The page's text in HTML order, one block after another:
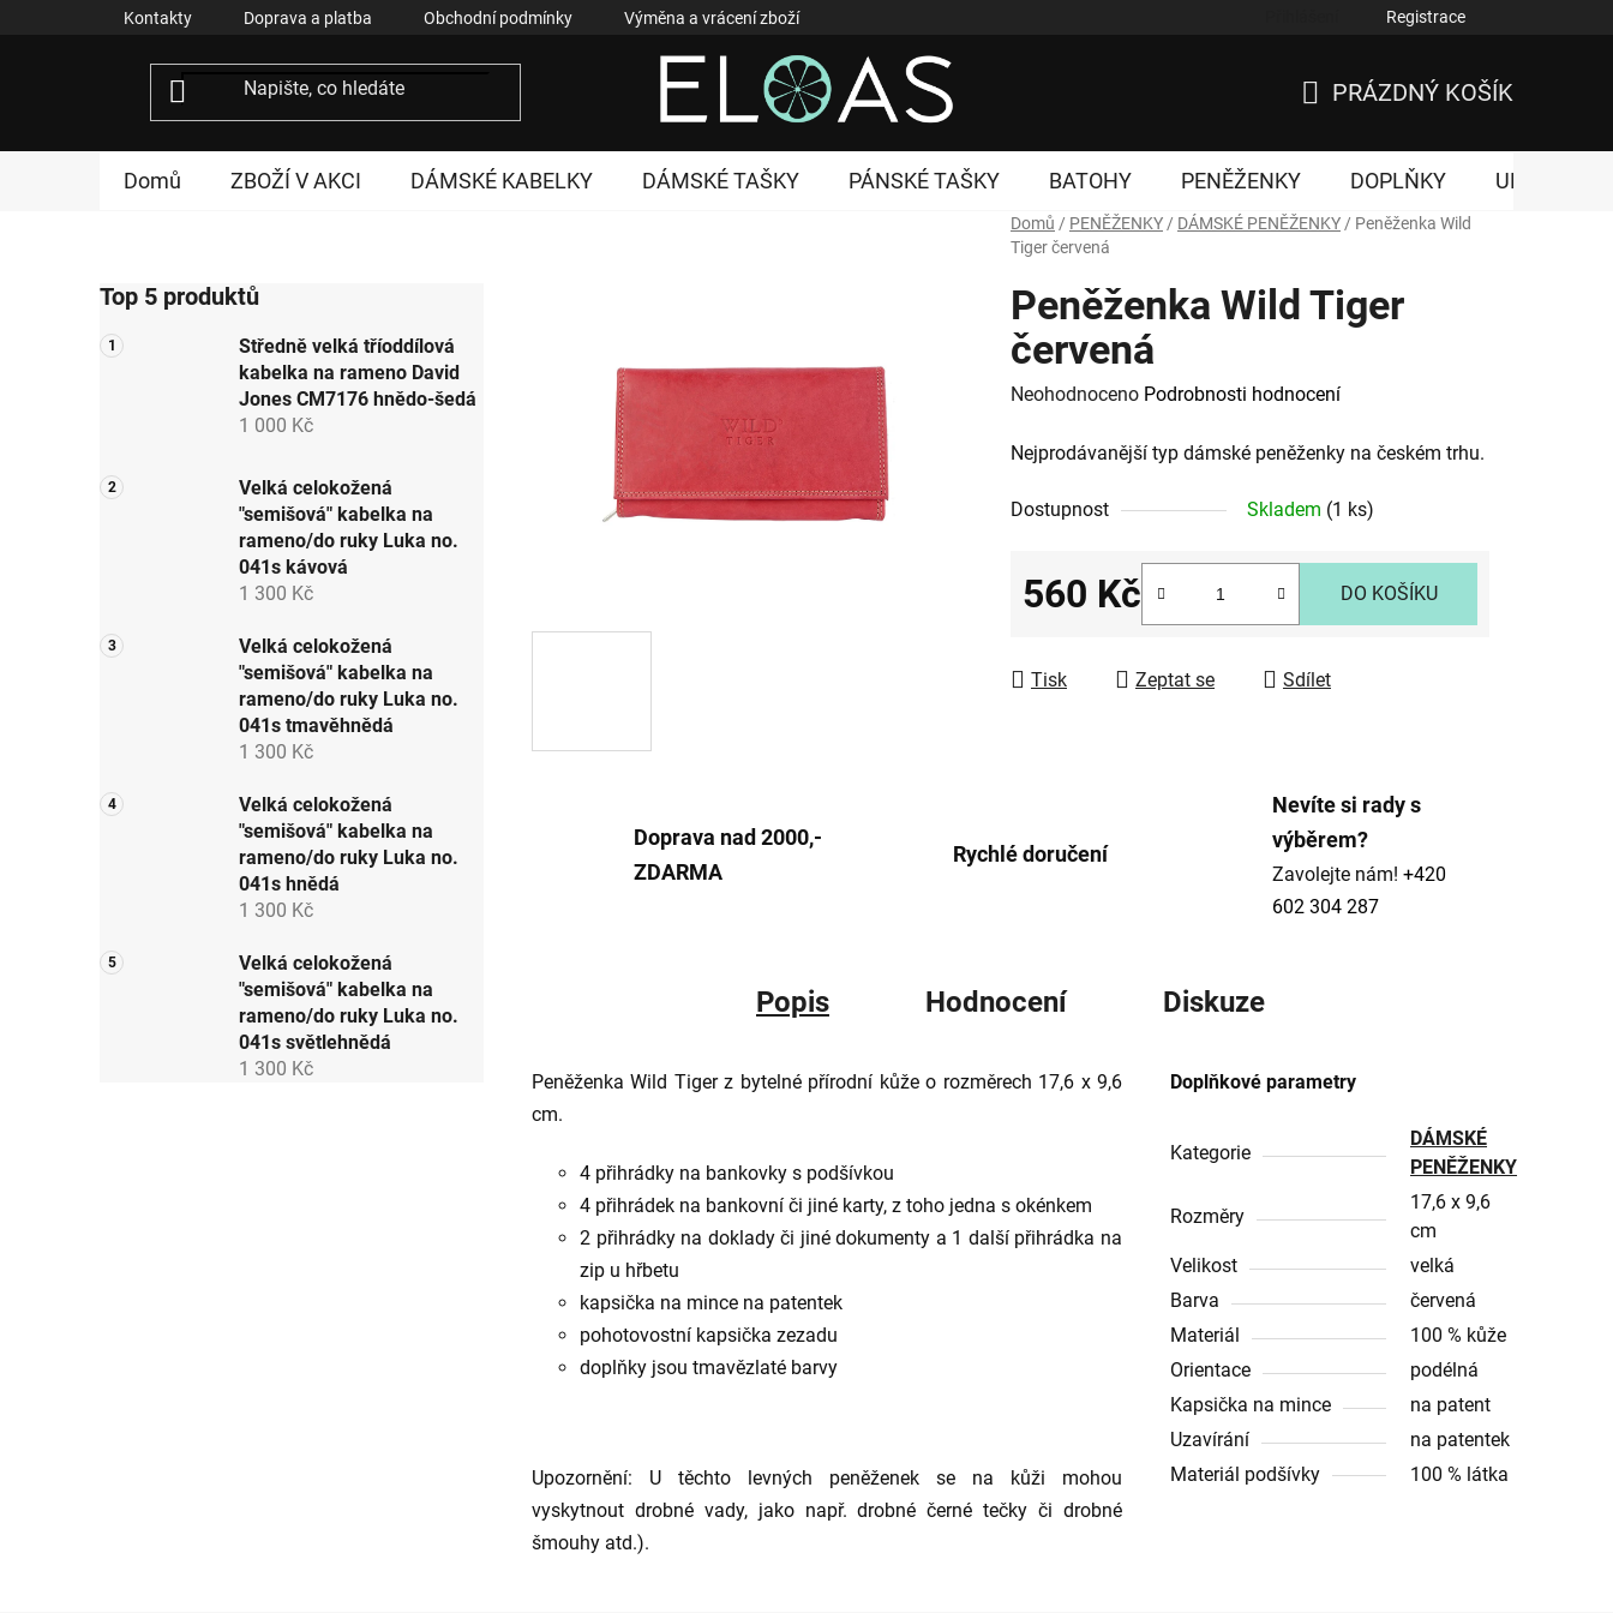
Kontakty Doprava a platba Obchodní podmínky Výměna a vrácení zboží Registrace
KOŠÍK
PRÁZDNÝ KOŠÍK
Domů ZBOŽÍ V AKCI DÁMSKÉ KABELKY DÁMSKÉ TAŠKY PÁNSKÉ TAŠKY BATOHY PENĚŽENKY DOPLŇKY UNISEX
Domů / PENĚŽENKY / DÁMSKÉ PENĚŽENKY / Peněženka Wild
Tiger červená
o
s
t
n
e
Top 5 produktů
Středně velká tříoddílová
kabelka na rameno David
Jones CM7176 hnědo-šedá
1 000 Kč
Velká celokožená
"semišová" kabelka na
rameno/do ruky Luka no.
041s kávová
1 300 Kč
Velká celokožená
"semišová" kabelka na
rameno/do ruky Luka no.
041s tmavěhnědá
1 300 Kč
Velká celokožená
"semišová" kabelka na
rameno/do ruky Luka no.
041s hnědá
1 300 Kč
Velká celokožená
"semišová" kabelka na
rameno/do ruky Luka no.
041s světlehnědá
1 300 Kč
Peněženka Wild Tiger
červená
Průměrné
produktu
0,0
Neohodnoceno Podrobnosti hodnocení
Nejprodávanější typ dámské peněženky na českém trhu.
Dostupnost Skladem (1 ks)
560 Kč DO KOŠÍKU
Tisk Zeptat se Sdílet
Doprava nad 2000,-
ZDARMA
Rychlé doručení
Nevíte si rady s
výběrem?
Zavolejte nám! +420
602 304 287
Popis Hodnocení Diskuze
Peněženka Wild Tiger z bytelné přírodní kůže o rozměrech 17,6 x 9,6
cm.
4 přihrádky na bankovky s podšívkou
4 přihrádek na bankovní či jiné karty, z toho jedna s okénkem
2 přihrádky na doklady či jiné dokumenty a 1 další přihrádka na
zip u hřbetu
kapsička na mince na patentek
pohotovostní kapsička zezadu
doplňky jsou tmavězlaté barvy
Upozornění: U těchto levných peněženek se na kůži mohou
vyskytnout drobné vady, jako např. drobné černé tečky či drobné
šmouhy atd.).
Doplňkové parametry
Kategorie
DÁMSKÉ
PENĚŽENKY
Rozměry
17,6 x 9,6
cm
Velikost
velká
Barva
červená
Materiál
100 % kůže
Orientace
podélná
Kapsička na mince
na patent
Uzavírání
na patentek
Materiál podšívky
100 % látka